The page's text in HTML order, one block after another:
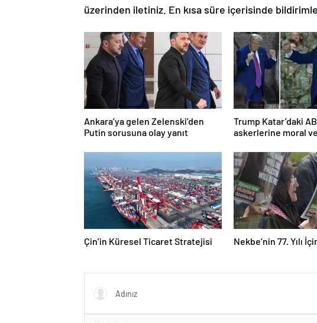
üzerinden iletiniz. En kısa süre içerisinde
Ankara’ya gelen Zelenski’den
Putin sorusuna olay yanıt
Trump Katar’daki
askerlerine moral
Çin’in Küresel Ticaret Stratejisi Nekbe’nin 77. Yılı